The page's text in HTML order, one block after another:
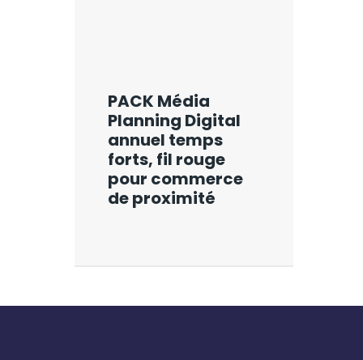
PACK Média
Planning Digital
annuel temps
forts, fil rouge
pour commerce
de proximité